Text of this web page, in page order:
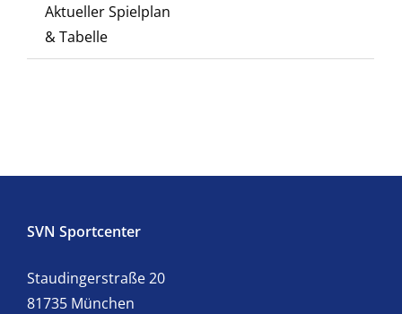
Aktueller Spielplan
& Tabelle
SVN Sportcenter
Staudingerstraße 20
81735 München